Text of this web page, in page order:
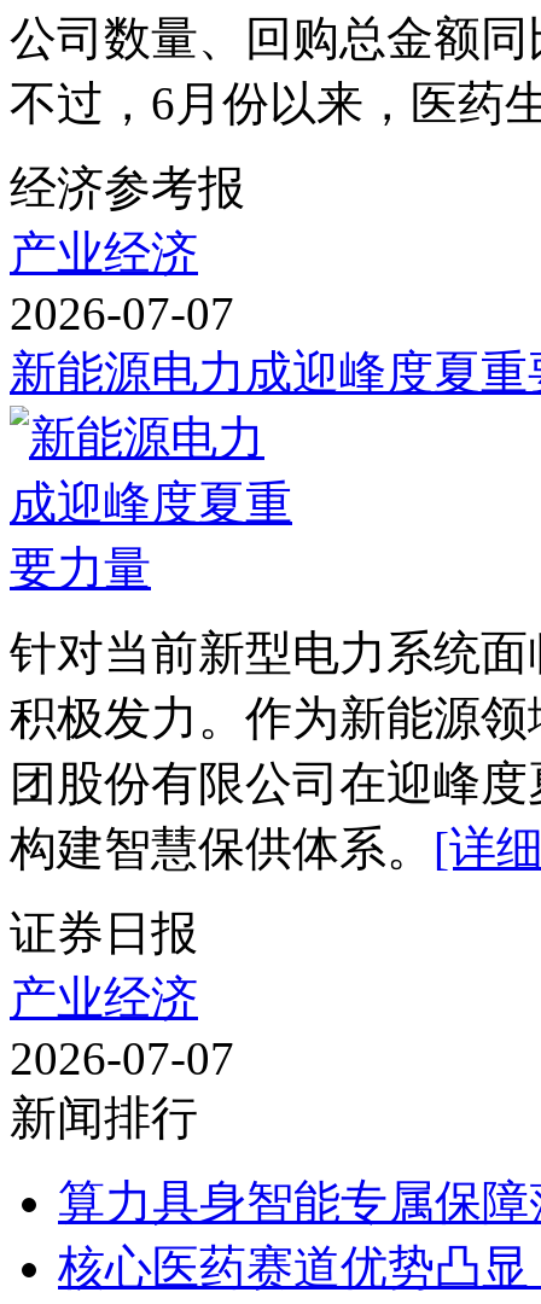
公司数量、回购总金额同
不过，6月份以来，医药
经济参考报
产业经济
2026-07-07
新能源电力成迎峰度夏重
针对当前新型电力系统
积极发力。作为新能源
团股份有限公司在迎峰
构建智慧保供体系。 [详
证券日报
产业经济
2026-07-07
新闻排行
算力具身智能专属保
核心医药赛道优势凸